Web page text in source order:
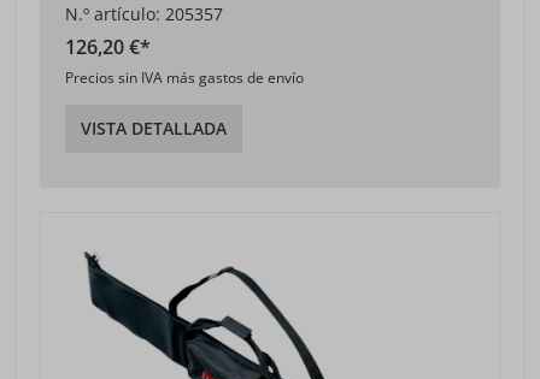
N.º artículo: 205357
126,20 €*
Precios sin IVA más gastos de envío
VISTA DETALLADA